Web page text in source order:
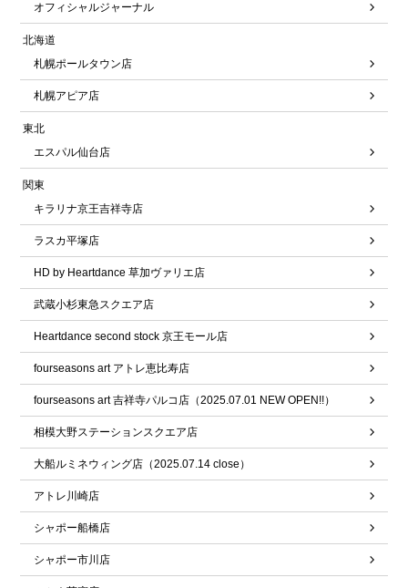
オフィシャルジャーナル
北海道
札幌ポールタウン店
札幌アピア店
東北
エスパル仙台店
関東
キラリナ京王吉祥寺店
ラスカ平塚店
HD by Heartdance 草加ヴァリエ店
武蔵小杉東急スクエア店
Heartdance second stock 京王モール店
fourseasons art アトレ恵比寿店
fourseasons art 吉祥寺パルコ店（2025.07.01 NEW OPEN!!）
相模大野ステーションスクエア店
大船ルミネウィング店（2025.07.14 close）
アトレ川崎店
シャポー船橋店
シャポー市川店